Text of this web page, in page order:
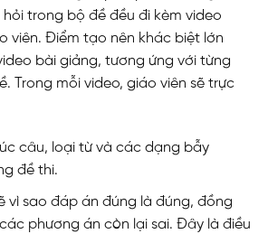
trong bộ đề đều đi kèm video
viên. Điểm tạo nên khác biệt lớn
bài giảng, tương ứng với từng
Trong mỗi video, giáo viên sẽ trực
câu, loại từ và các dạng bẫy
đề thi.
vì sao đáp án đúng là đúng, đồng
phương án còn lại sai. Đây là điều